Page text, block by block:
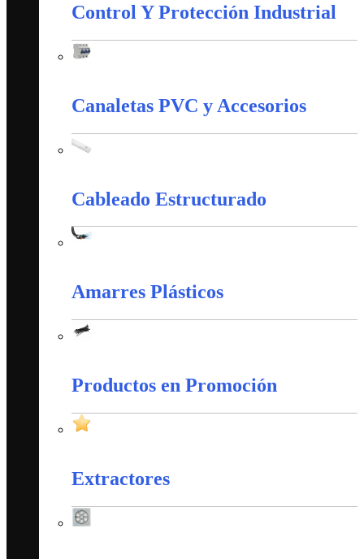
Control Y Protección Industrial
Canaletas PVC y Accesorios
Cableado Estructurado
Amarres Plásticos
Productos en Promoción
Extractores